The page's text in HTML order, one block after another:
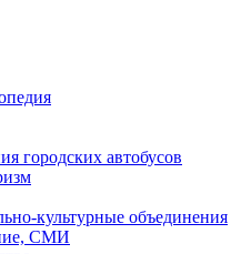
городских автобусов
культурные объединения
СМИ